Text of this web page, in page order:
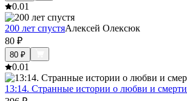
0.01
200 лет спустяАлексей Олексюк
80 ₽
80 ₽
0.01
13:14. Странные истории о любви и смерти